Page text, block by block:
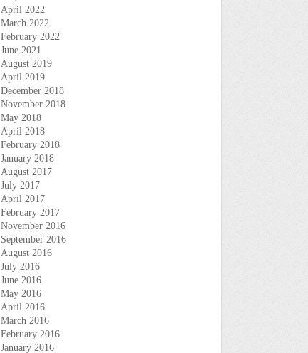
April 2022
March 2022
February 2022
June 2021
August 2019
April 2019
December 2018
November 2018
May 2018
April 2018
February 2018
January 2018
August 2017
July 2017
April 2017
February 2017
November 2016
September 2016
August 2016
July 2016
June 2016
May 2016
April 2016
March 2016
February 2016
January 2016